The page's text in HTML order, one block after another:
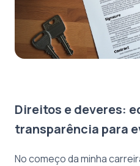
Direitos e deveres:
transparência para
No começo da minha